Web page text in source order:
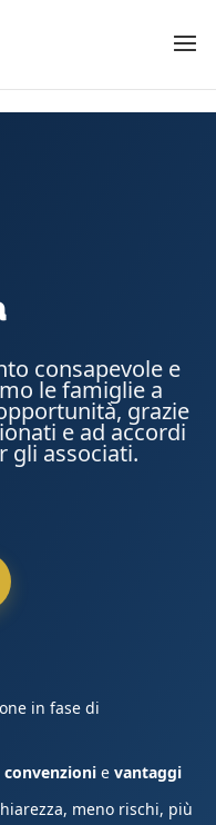
consapevole e
le famiglie a
grazie
e ad accordi
gli associati.
in fase di
convenzioni e vantaggi
meno rischi, più